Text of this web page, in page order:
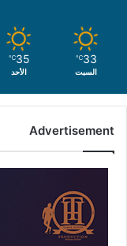
33
℃
السبت
35
℃
الأحد
Advertisement